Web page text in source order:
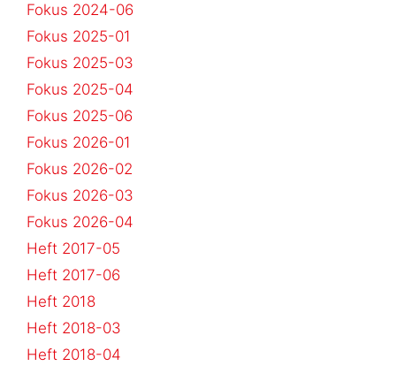
Fokus 2024-06
Fokus 2025-01
Fokus 2025-03
Fokus 2025-04
Fokus 2025-06
Fokus 2026-01
Fokus 2026-02
Fokus 2026-03
Fokus 2026-04
Heft 2017-05
Heft 2017-06
Heft 2018
Heft 2018-03
Heft 2018-04